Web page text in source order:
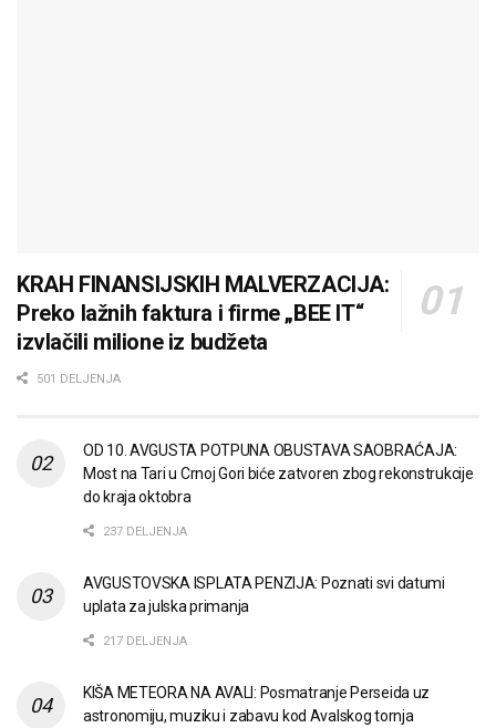
KRAH FINANSIJSKIH MALVERZACIJA:
Preko lažnih faktura i firme „BEE IT“
izvlačili milione iz budžeta
501 DELJENJA
OD 10. AVGUSTA POTPUNA OBUSTAVA SAOBRAĆAJA:
Most na Tari u Crnoj Gori biće zatvoren zbog rekonstrukcije
do kraja oktobra
237 DELJENJA
AVGUSTOVSKA ISPLATA PENZIJA: Poznati svi datumi
uplata za julska primanja
217 DELJENJA
KIŠA METEORA NA AVALI: Posmatranje Perseida uz
astronomiju, muziku i zabavu kod Avalskog tornja